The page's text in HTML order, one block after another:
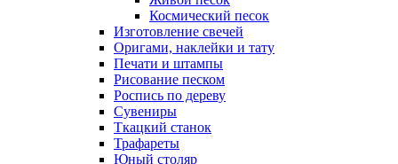
Космический песок
Изготовление свечей
Оригами, наклейки и тату
Печати и штампы
Рисование песком
Роспись по дереву
Сувениры
Ткацкий станок
Трафареты
Юный столяр